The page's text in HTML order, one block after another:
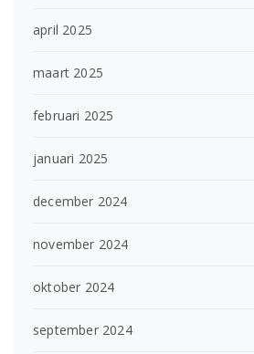
april 2025
maart 2025
februari 2025
januari 2025
december 2024
november 2024
oktober 2024
september 2024